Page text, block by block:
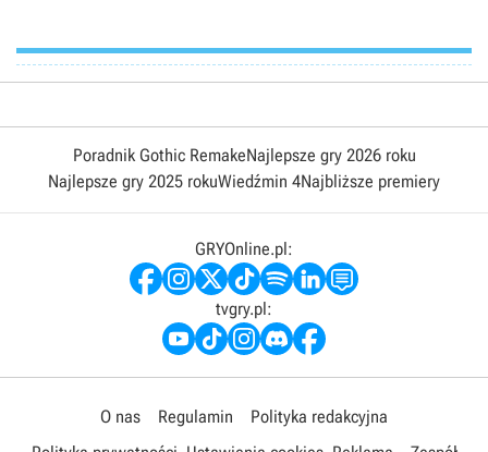
Poradnik Gothic RemakeNajlepsze gry 2026 roku
Najlepsze gry 2025 rokuWiedźmin 4Najbliższe premiery
GRYOnline.pl:
tvgry.pl:
O nas Regulamin
Polityka redakcyjna